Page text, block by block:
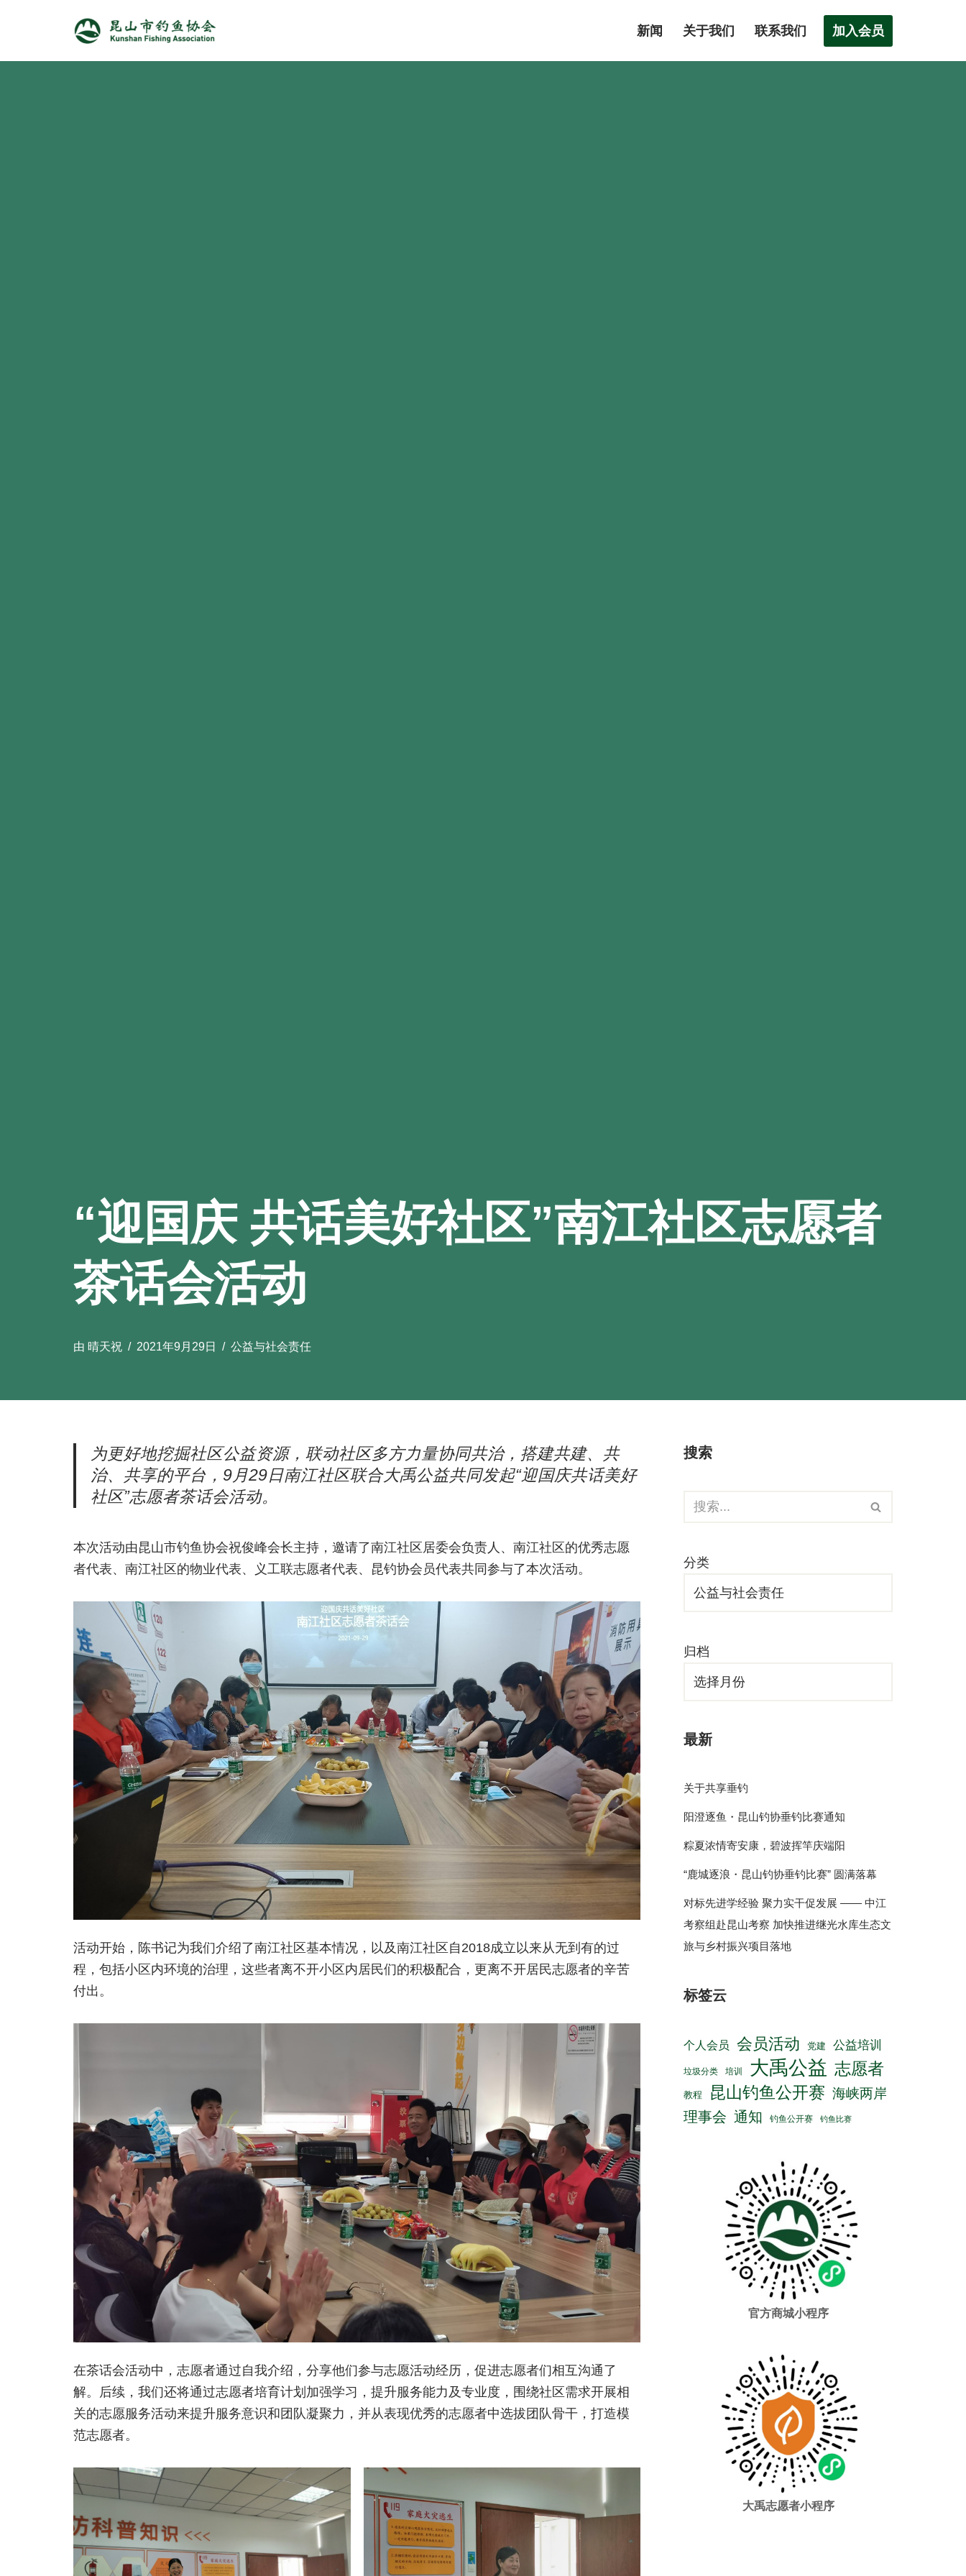
至
新闻 关于我们 联系我们 加入会员
“迎国庆 共话美好社区”南江社区志愿者
茶话会活动
由 晴天祝 2021年9月29日 公益与社会责任
为更好地挖掘社区公益资源，联动社区多方力量协同共治，搭建共建、共
治、共享的平台，9月29日南江社区联合大禹公益共同发起“迎国庆共话美好
社区”志愿者茶话会活动。
本次活动由昆山市钓鱼协会祝俊峰会长主持，邀请了南江社区居委会负责人、南江社区的优秀志愿
者代表、南江社区的物业代表、义工联志愿者代表、昆钓协会员代表共同参与了本次活动。
活动开始，陈书记为我们介绍了南江社区基本情况，以及南江社区自2018成立以来从无到有的过
程，包括小区内环境的治理，这些者离不开小区内居民们的积极配合，更离不开居民志愿者的辛苦
付出。
在茶话会活动中，志愿者通过自我介绍，分享他们参与志愿活动经历，促进志愿者们相互沟通了
解。后续，我们还将通过志愿者培育计划加强学习，提升服务能力及专业度，围绕社区需求开展相
关的志愿服务活动来提升服务意识和团队凝聚力，并从表现优秀的志愿者中选拔团队骨干，打造模
范志愿者。
搜索
分类
归档
最新
关于共享垂钓
阳澄逐鱼・昆山钓协垂钓比赛通知
粽夏浓情寄安康，碧波挥竿庆端阳
“鹿城逐浪・昆山钓协垂钓比赛” 圆满落幕
对标先进学经验 聚力实干促发展 —— 中江
考察组赴昆山考察 加快推进继光水库生态文
旅与乡村振兴项目落地
标签云
个人会员 会员活动 党建 公益培训
垃圾分类 培训 大禹公益 志愿者
教程 昆山钓鱼公开赛 海峡两岸
理事会 通知 钓鱼公开赛 钓鱼比赛
官方商城小程序
大禹志愿者小程序